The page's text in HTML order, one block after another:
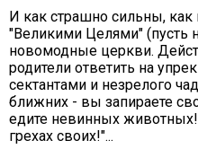
И как страшно сильны,
"Великими Целями" (пусть
новомодные церкви.
родители ответить на
сектантами и незрелого
ближних - вы запираете
едите невинных
грехах своих!"...